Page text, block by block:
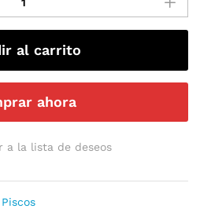
al carrito
ahora
a la lista de deseos